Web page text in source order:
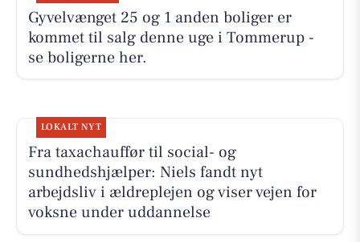
Gyvelvænget 25 og 1 anden boliger er
kommet til salg denne uge i Tommerup -
se boligerne her.
LOKALT NYT
Fra taxachauffør til social- og
sundhedshjælper: Niels fandt nyt
arbejdsliv i ældreplejen og viser vejen for
voksne under uddannelse